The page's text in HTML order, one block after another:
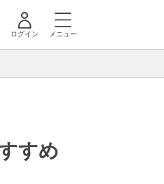
ログイン メニュー
すめ